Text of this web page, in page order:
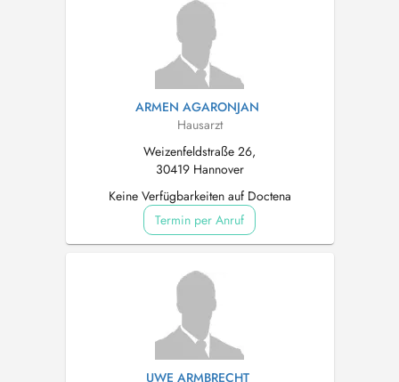
ARMEN AGARONJAN
Hausarzt
Weizenfeldstraße 26,
30419 Hannover
Keine Verfügbarkeiten auf Doctena
Termin per Anruf
UWE ARMBRECHT